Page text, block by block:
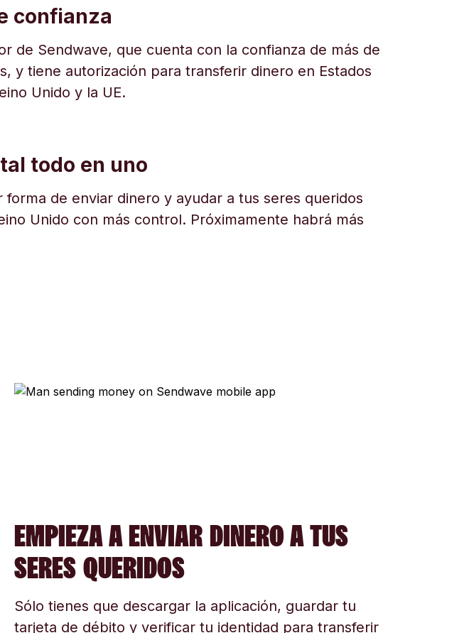
confianza
de Sendwave, que cuenta con la confianza de más de
y tiene autorización para transferir dinero en Estados
Unido y la UE.
todo en uno
forma de enviar dinero y ayudar a tus seres queridos
Unido con más control. Próximamente habrá más
EMPIEZA A ENVIAR DINERO A TUS
SERES QUERIDOS
Sólo tienes que descargar la aplicación, guardar tu
tarjeta de débito y verificar tu identidad para transferir